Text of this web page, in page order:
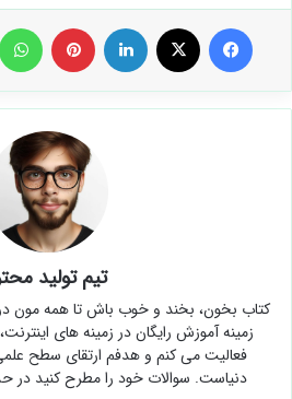
فیس بوک لینکدین ‫پین‌ترست
تیم تولید
کتاب بخون، بخند و خوب باش تا همه مون
زمینه آموزش رایگان در زمینه های
فعالیت می کنم و هدفم ارتقای سطح
دنیاست. سوالات خود را مطرح کنید در